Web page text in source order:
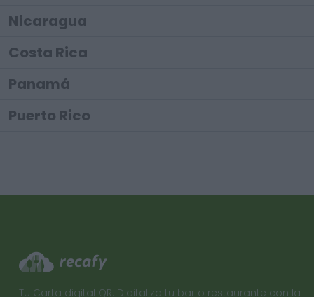
Nicaragua
Costa Rica
Panamá
Puerto Rico
Tu Carta digital QR. Digitaliza tu bar o restaurante con la